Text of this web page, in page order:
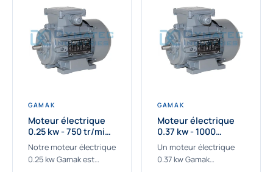
GAMAK
Moteur électrique
0.25 kw - 750 tr/min -
230/400V - IE3
Notre moteur électrique
0.25 kw Gamak est
GAMAK
Moteur électrique
0.37 kw - 1000
Tr/min - 230/400V -
IE2
Un moteur électrique
0.37 kw Gamak